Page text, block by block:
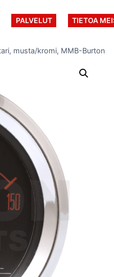
PALVELUT TIETOA
musta/kromi, MMB-Burton